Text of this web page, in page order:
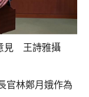
見 王詩雅攝
官林鄭月娥作為